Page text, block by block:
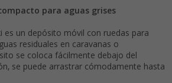
para aguas grises
es un depósito móvil con ruedas para
residuales en caravanas o
se coloca fácilmente debajo del
se puede arrastrar cómodamente hasta